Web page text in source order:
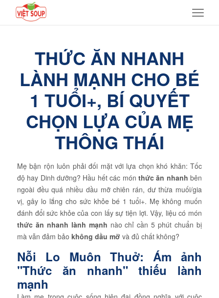
THỨC ĂN NHANH
LÀNH MẠNH CHO BÉ
1 TUỔI+, BÍ QUYẾT
CHỌN LỰA CỦA MẸ
THÔNG THÁI
Mẹ bận rộn luôn phải đối mặt với lựa chọn khó khăn: Tốc
độ hay Dinh dưỡng? Hầu hết các món thức ăn nhanh bên
ngoài đều quá nhiều dầu mỡ chiên rán, dư thừa muối/gia
vị, gây lo lắng cho sức khỏe bé 1 tuổi+. Mẹ không muốn
đánh đổi sức khỏe của con lấy sự tiện lợi. Vậy, liệu có món
thức ăn nhanh lành mạnh nào chỉ cần 5 phút chuẩn bị
mà vẫn đảm bảo không dầu mỡ và đủ chất không?
Nỗi Lo Muôn Thuở: Ám ảnh
"Thức ăn nhanh" thiếu lành
mạnh